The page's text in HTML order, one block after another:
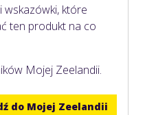
wskazówki, które
ten produkt na co
Mojej Zeelandii.
do Mojej Zeelandii